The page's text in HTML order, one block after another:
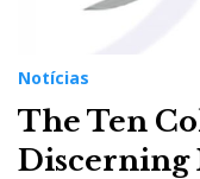
Notícias
The Ten
Discerning